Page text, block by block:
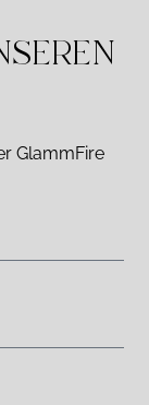
GlammFire